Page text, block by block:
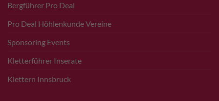
Bergführer Pro Deal
Pro Deal Höhlenkunde Vereine
Sponsoring Events
Kletterführer Inserate
Klettern Innsbruck